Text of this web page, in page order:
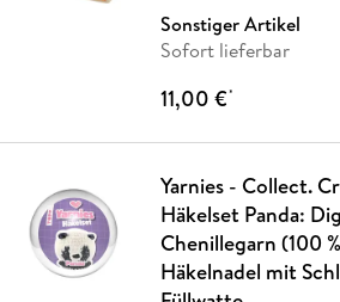
Sonstiger Artikel
Sofort lieferbar
11,00 €*
Yarnies - Collect.
Häkelset Panda:
Chenillegarn (100
Häkelnadel mit